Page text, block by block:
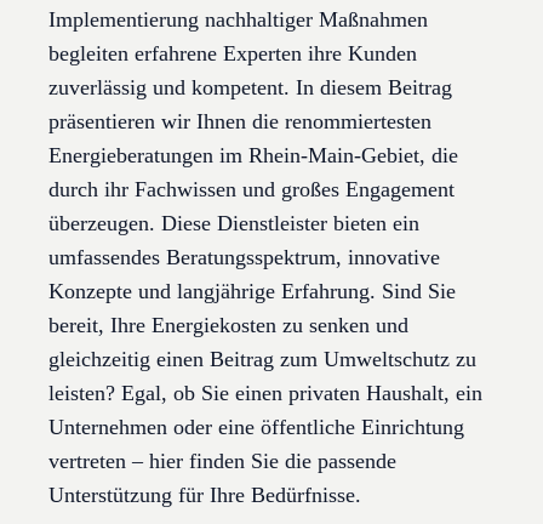
Implementierung nachhaltiger Maßnahmen
begleiten erfahrene Experten ihre Kunden
zuverlässig und kompetent. In diesem Beitrag
präsentieren wir Ihnen die renommiertesten
Energieberatungen im Rhein-Main-Gebiet, die
durch ihr Fachwissen und großes Engagement
überzeugen. Diese Dienstleister bieten ein
umfassendes Beratungsspektrum, innovative
Konzepte und langjährige Erfahrung. Sind Sie
bereit, Ihre Energiekosten zu senken und
gleichzeitig einen Beitrag zum Umweltschutz zu
leisten? Egal, ob Sie einen privaten Haushalt, ein
Unternehmen oder eine öffentliche Einrichtung
vertreten – hier finden Sie die passende
Unterstützung für Ihre Bedürfnisse.